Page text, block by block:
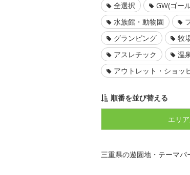
全選択 GW(ゴー
水族館・動物園
グランピング
牧
アスレチック
温
アウトレット・ショッ
順番を並び替える
エリ
三重県の遊園地・テーマパ